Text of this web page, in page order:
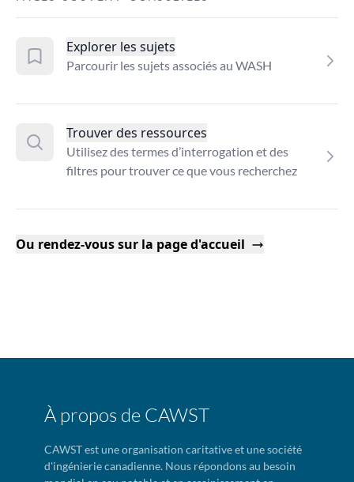
Explorer les sujets
Parcourir les sujets associés au WASH
Trouver des ressources
Utilisez des termes d’interrogation et des
filtres pour trouver ce que vous recherchez
Ou rendez-vous sur la page d'accueil
À propos de CAWST
CAWST est une organisation caritative et une société
d'ingénierie canadienne. Nous répondons au besoin